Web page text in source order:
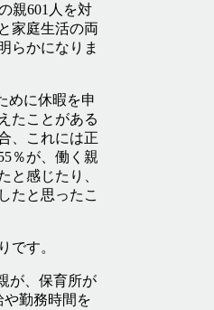
親601人を対
家庭生活の両
らかになりま
めに休暇を申
たことがある
、これには正
％が、働く親
と感じたり、
たと思ったこ
です。
が、保育所が
勤務時間を